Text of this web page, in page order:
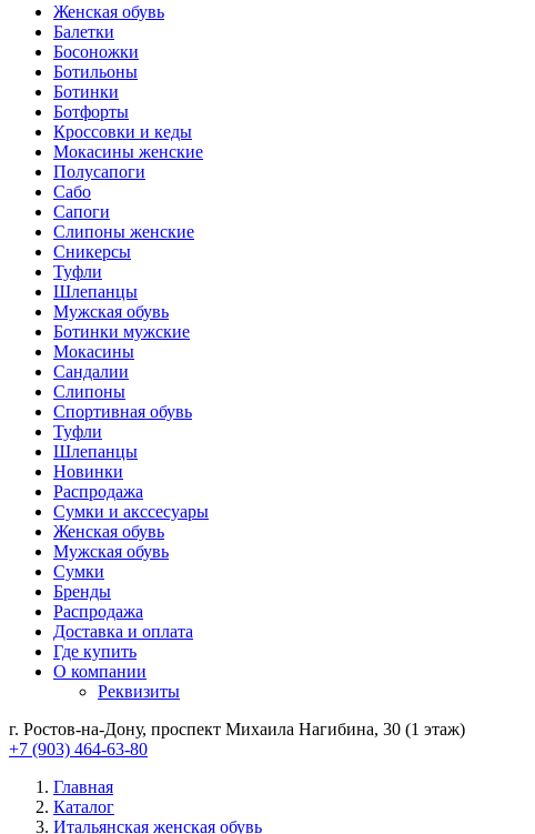
Женская обувь
Балетки
Босоножки
Ботильоны
Ботинки
Ботфорты
Кроссовки и кеды
Мокасины женские
Полусапоги
Сабо
Сапоги
Слипоны женские
Сникерсы
Туфли
Шлепанцы
Мужская обувь
Ботинки мужские
Мокасины
Сандалии
Слипоны
Спортивная обувь
Туфли
Шлепанцы
Новинки
Распродажа
Сумки и акссесуары
Женская обувь
Мужская обувь
Сумки
Бренды
Распродажа
Доставка и оплата
Где купить
О компании
Реквизиты
г. Ростов-на-Дону, проспект Михаила Нагибина, 30 (1 этаж)
+7 (903) 464-63-80
Главная
Каталог
Итальянская женская обувь